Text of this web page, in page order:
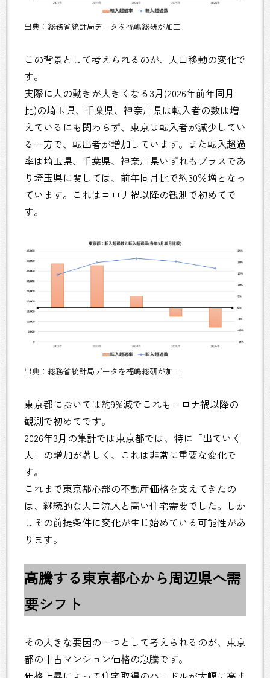
出典：総務省統計局データを福嶋総研が加工
この背景として考えられるのが、人口移動の変化で
す。
実際に人の動きが大きくなる3月(2026年前年同月
比)の埼玉県、千葉県、神奈川県は転入者の数は増
えているにも関わらず、東京は転入者が減少してい
る一方で、転出者が増加しています。また転入超過
率は埼玉県、千葉県、神奈川県いずれもプラスであ
り埼玉県に関しては、前年同月比で約30％増となっ
ています。これはコロナ禍以降の観測で初めてで
す。
出典：総務省統計局データを福嶋総研が加工
東京都においては約9%減でこれもコロナ禍以降の
観測で初めてです。
2026年3月の集計では東京都では、特に「出ていく
人」の増加が著しく、これは非常に重要な変化で
す。
これまで東京都心部の不動産価格を支えてきたの
は、継続的な人口流入と高い住宅需要でした。しか
しその前提条件に変化が生じ始めている可能性があ
ります。
高騰する東京都心から周辺県へ需
要シフト
その大きな要因の一つとして考えられるのが、東京
都の中古マンション価格の急騰です。